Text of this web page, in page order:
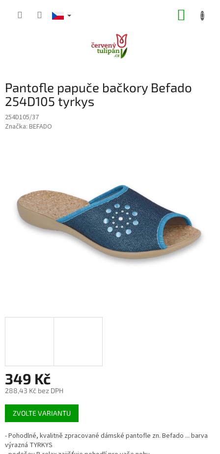
Pantofle papuče bačkory Befado
254D105 tyrkys
254D105/37
Značka: BEFADO
349 Kč
288,43 Kč bez DPH
Měrná
cena:
ZVOLTE VARIANTU
- Pohodlné, kvalitně zpracované dámské pantofle zn. Befado ... barva
výrazná TYRKYS